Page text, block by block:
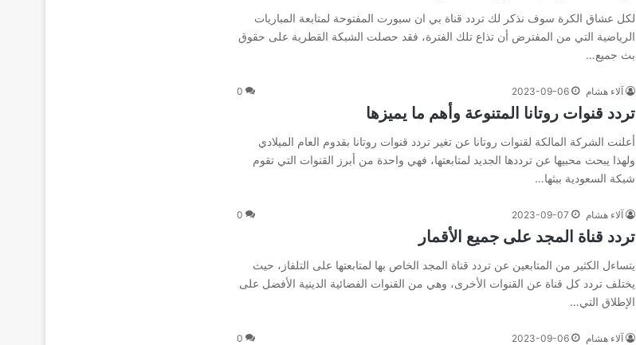
لكل عشاق الكرة سوف نذكر لك تردد قناة بي ان سبورت المفتوحة لمتابعة المباريات
الرياضية التي من المفترض أن تذاع تلك الفترة، فقد حصلت الشبكة القطرية على حقوق
بث جميع…
آلاء هشام 2023-09-06
0
تردد قنوات روتانا المتنوعة وأهم ما يميزها
أعلنت الشركة المالكة لقنوات روتانا عن تغير تردد قنوات روتانا بقدوم العام الميلادي
ولهذا يبحث محبيها عن ترددها الجديد لمتابعتها، فهي واحدة من أبرز القنوات التي تقوم
شبكة السعودية ببثها…
آلاء هشام 2023-09-07
0
تردد قناة المجد على جميع الأقمار
يتساءل الكثير من المتابعين عن تردد قناة المجد الخاص بها لمتابعتها على التلفاز، حيث
يختلف تردد كل قناة عن القنوات الأخرى، وهي من القنوات الفضائية الدينية الأفضل على
الإطلاق التي…
آلاء هشام 2023-09-06
0